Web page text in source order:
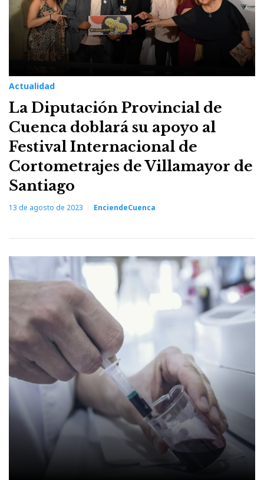
Actualidad
La Diputación Provincial de
Cuenca doblará su apoyo al
Festival Internacional de
Cortometrajes de Villamayor de
Santiago
13 de agosto de 2023 EnciendeCuenca